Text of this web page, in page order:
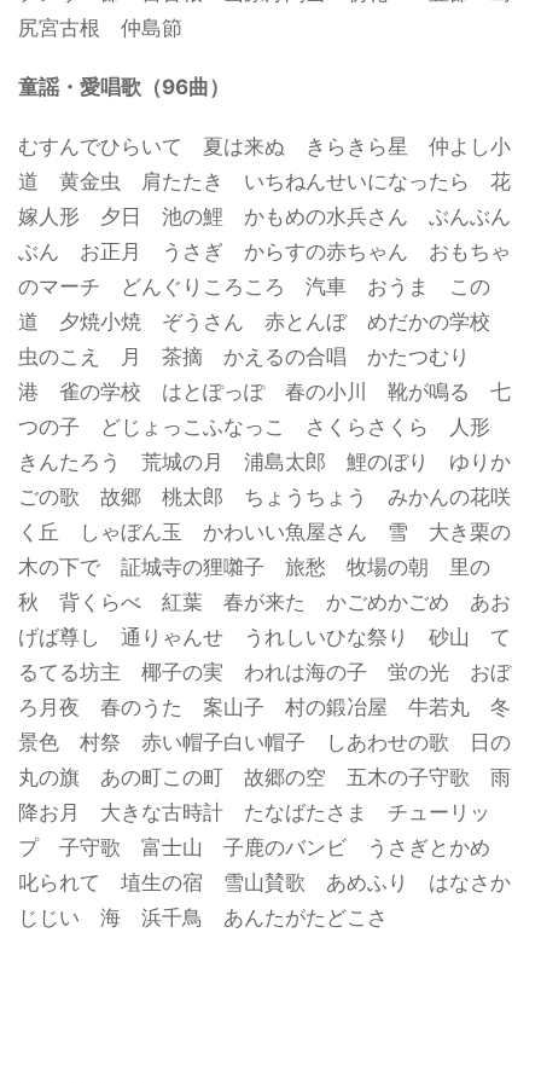
尻宮古根 仲島節
童謡・愛唱歌（96曲）
むすんでひらいて 夏は来ぬ きらきら星 仲よし小
道 黄金虫 肩たたき いちねんせいになったら 花
嫁人形 夕日 池の鯉 かもめの水兵さん ぶんぶん
ぶん お正月 うさぎ からすの赤ちゃん おもちゃ
のマーチ どんぐりころころ 汽車 おうま この
道 夕焼小焼 ぞうさん 赤とんぼ めだかの学校
虫のこえ 月 茶摘 かえるの合唱 かたつむり
港 雀の学校 はとぽっぽ 春の小川 靴が鳴る 七
つの子 どじょっこふなっこ さくらさくら 人形
きんたろう 荒城の月 浦島太郎 鯉のぼり ゆりか
ごの歌 故郷 桃太郎 ちょうちょう みかんの花咲
く丘 しゃぼん玉 かわいい魚屋さん 雪 大き栗の
木の下で 証城寺の狸囃子 旅愁 牧場の朝 里の
秋 背くらべ 紅葉 春が来た かごめかごめ あお
げば尊し 通りゃんせ うれしいひな祭り 砂山 て
るてる坊主 椰子の実 われは海の子 蛍の光 おぼ
ろ月夜 春のうた 案山子 村の鍛冶屋 牛若丸 冬
景色 村祭 赤い帽子白い帽子 しあわせの歌 日の
丸の旗 あの町この町 故郷の空 五木の子守歌 雨
降お月 大きな古時計 たなばたさま チューリッ
プ 子守歌 富士山 子鹿のバンビ うさぎとかめ
叱られて 埴生の宿 雪山賛歌 あめふり はなさか
じじい 海 浜千鳥 あんたがたどこさ